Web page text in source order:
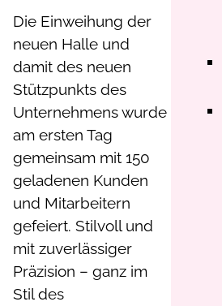
Die Einweihung der
neuen Halle und
damit des neuen
Stützpunkts des
Unternehmens wurde
am ersten Tag
gemeinsam mit 150
geladenen Kunden
und Mitarbeitern
gefeiert. Stilvoll und
mit zuverlässiger
Präzision – ganz im
Stil des